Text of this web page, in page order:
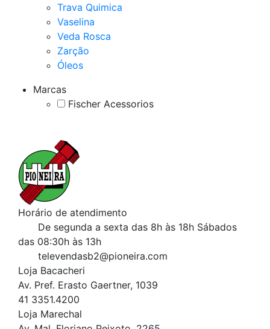
Trava Quimica
Vaselina
Veda Rosca
Zarção
Óleos
Marcas
Fischer Acessorios
Horário de atendimento
De segunda a sexta das 8h às 18h Sábados
das 08:30h às 13h
televendasb2@pioneira.com
Loja Bacacheri
Av. Pref. Erasto Gaertner, 1039
41 3351.4200
Loja Marechal